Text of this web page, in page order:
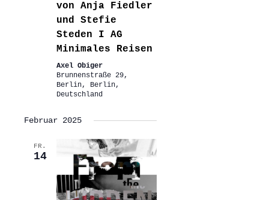
von Anja Fiedler
und Stefie
Steden I AG
Minimales Reisen
Axel Obiger
Brunnenstraße 29,
Berlin, Berlin,
Deutschland
Februar 2025
FR.
14